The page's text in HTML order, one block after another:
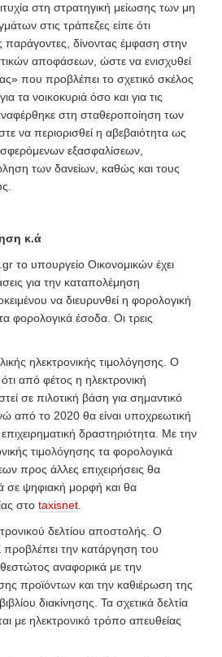
στη στρατηγική μείωσης των μη
στις τράπεζες είπε ότι
παράγοντες, δίνοντας έμφαση στην
αποφάσεων, ώστε να ενισχυθεί
που προβλέπει το σχετικό σκέλος
τα νοικοκυριά όσο και για τις
στη σταθεροποίηση των
να περιορισθεί η αβεβαιότητα ως
εξασφαλίσεων,
των δανείων, καθώς και τους
κ.ά
το υπουργείο Οικονομικών έχει
για την καταπολέμηση
να διευρυνθεί η φορολογική
φορολογικά έσοδα. Οι τρεις
ηλεκτρονικής τιμολόγησης. Ο
από φέτος η ηλεκτρονική
σε πιλοτική βάση για σημαντικό
από το 2020 θα είναι υποχρεωτική
δραστηριότητα. Με την
τιμολόγησης τα φορολογικά
προς άλλες επιχειρήσεις θα
σε ψηφιακή μορφή και θα
στο taxisnet.
δελτίου αποστολής. Ο
την κατάργηση του
αναφορικά με την
προϊόντων και την καθιέρωση της
διακίνησης. Τα σχετικά δελτία
με ηλεκτρονικό τρόπο απευθείας